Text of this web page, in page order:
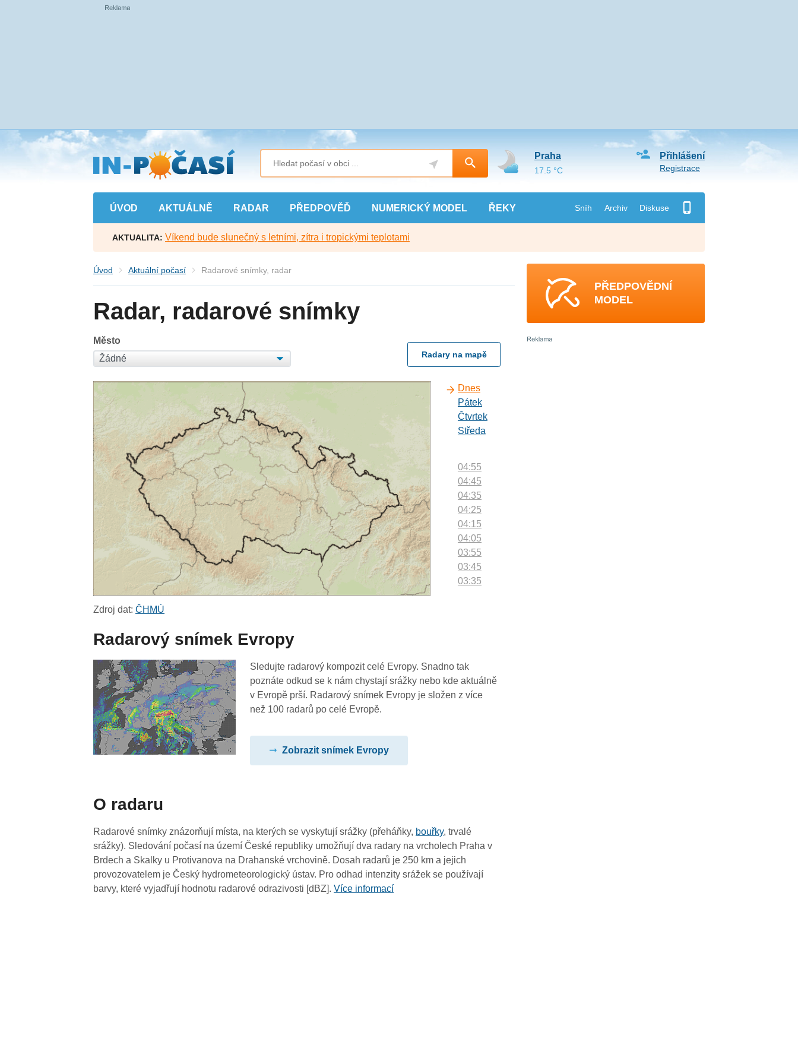
Přejít
na
hlavní
obsah
ÚVOD AKTUÁLNĚ RADAR PŘEDPOVĚĎ NUMERICKÝ MODEL ŘEKY Sníh Archiv Diskuse
Přihlášení
Registrace
Praha
17.5 °C
AKTUALITA: Víkend bude slunečný s letními, zítra i tropickými teplotami
Úvod Aktuální počasí Radarové snímky, radar
Radar, radarové snímky
Město
Radary na mapě
Dnes
Pátek
Čtvrtek
Středa
04:55
04:45
04:35
04:25
04:15
04:05
03:55
03:45
03:35
02:35
02:25
02:15
00:35
00:25
00:15
00:05
Zdroj dat:ČHMÚ
Radarový snímek Evropy
Sledujte radarový kompozit celé Evropy. Snadno tak
poznáte odkud se k nám chystají srážky nebo kde aktuálně
v Evropě prší. Radarový snímek Evropy je složen z více
než 100 radarů po celé Evropě.
Zobrazit snímek Evropy
O radaru
Radarové snímky znázorňují místa, na kterých se vyskytují srážky (přeháňky, bouřky, trvalé
srážky). Sledování počasí na území České republiky umožňují dva radary na vrcholech Praha v
Brdech a Skalky u Protivanova na Drahanské vrchovině. Dosah radarů je 250 km a jejich
provozovatelem je Český hydrometeorologický ústav. Pro odhad intenzity srážek se používají
barvy, které vyjadřují hodnotu radarové odrazivosti [dBZ].Více informací
PŘEDPOVĚDNÍ
MODEL